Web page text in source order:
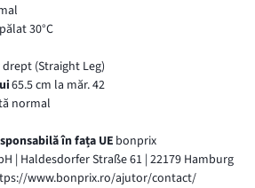
30°C
drept (Straight Leg)
65.5 cm la măr. 42
normal
în fața UE bonprix
| Haldesdorfer Straße 61 | 22179 Hamburg
www.bonprix.ro/ajutor/contact/